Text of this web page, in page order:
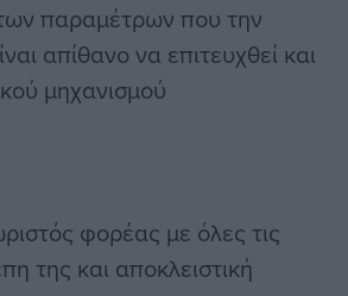
παραμέτρων που την
απίθανο να επιτευχθεί και
μηχανισμού
φορέας με όλες τις
της και αποκλειστική